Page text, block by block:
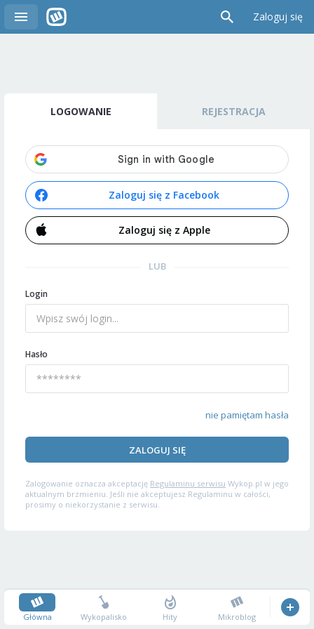
Zaloguj się
LOGOWANIE REJESTRACJA
Zaloguj się z Facebook
Zaloguj się z Apple
LUB
Login
Hasło
nie pamiętam hasła
ZALOGUJ SIĘ
Zalogowanie oznacza akceptację Regulaminu serwisu Wykop.pl w jego
aktualnym brzmieniu. Jeśli nie akceptujesz Regulaminu w całości,
prosimy o niekorzystanie z serwisu.
Główna Wykopalisko Hity Mikroblog